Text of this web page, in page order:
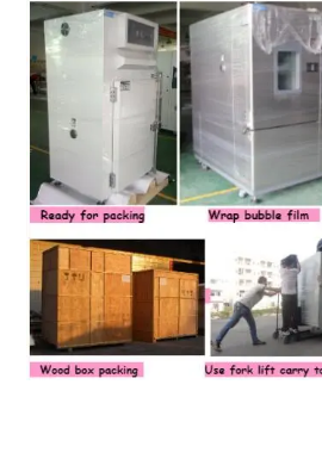
Система
охлаждения
Контроллер
Устройства для
обеспечения
безопасности
Стандартные
аксессуары
окружающей
среды.
Мощность